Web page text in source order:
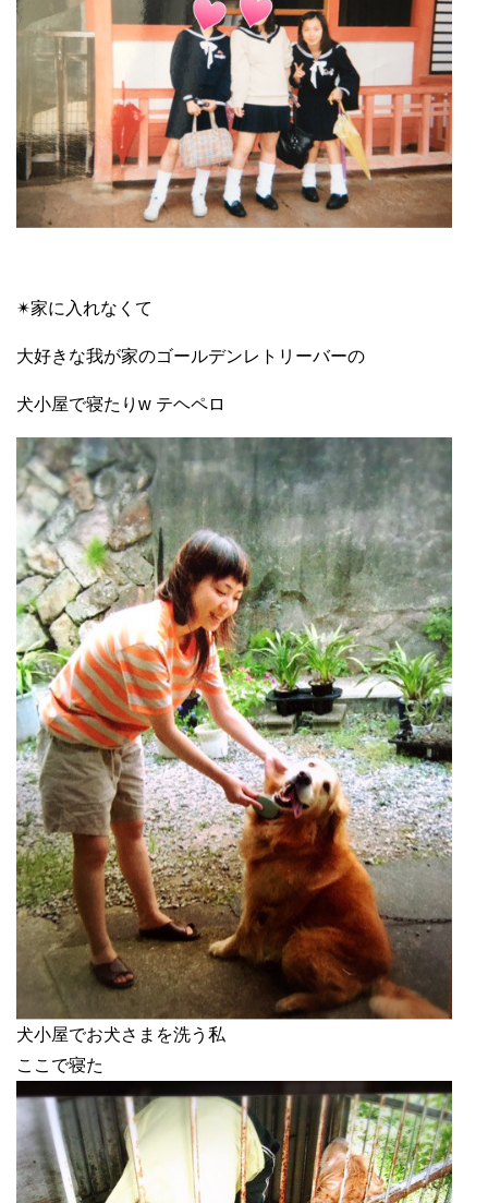
✴︎家に入れなくて
大好きな我が家のゴールデンレトリーバーの
犬小屋で寝たりw テヘペロ
犬小屋でお犬さまを洗う私
ここで寝た